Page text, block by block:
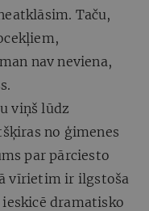
Taču,
nav neviena,
viņš lūdz
no ģimenes
par pārciesto
vīrietim ir ilgstoša
dramatisko